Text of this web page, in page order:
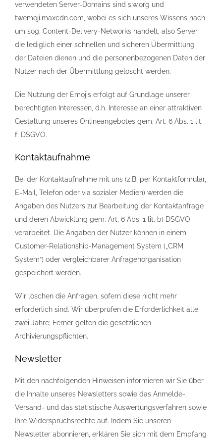
verwendeten Server-Domains sind s.w.org und
twemoji.maxcdn.com, wobei es sich unseres Wissens nach
um sog. Content-Delivery-Networks handelt, also Server,
die lediglich einer schnellen und sicheren Übermittlung
der Dateien dienen und die personenbezogenen Daten der
Nutzer nach der Übermittlung gelöscht werden.
Die Nutzung der Emojis erfolgt auf Grundlage unserer
berechtigten Interessen, d.h. Interesse an einer attraktiven
Gestaltung unseres Onlineangebotes gem. Art. 6 Abs. 1 lit.
f. DSGVO.
Kontaktaufnahme
Bei der Kontaktaufnahme mit uns (z.B. per Kontaktformular,
E-Mail, Telefon oder via sozialer Medien) werden die
Angaben des Nutzers zur Bearbeitung der Kontaktanfrage
und deren Abwicklung gem. Art. 6 Abs. 1 lit. b) DSGVO
verarbeitet. Die Angaben der Nutzer können in einem
Customer-Relationship-Management System („CRM
System“) oder vergleichbarer Anfragenorganisation
gespeichert werden.
Wir löschen die Anfragen, sofern diese nicht mehr
erforderlich sind. Wir überprüfen die Erforderlichkeit alle
zwei Jahre; Ferner gelten die gesetzlichen
Archivierungspflichten.
Newsletter
Mit den nachfolgenden Hinweisen informieren wir Sie über
die Inhalte unseres Newsletters sowie das Anmelde-,
Versand- und das statistische Auswertungsverfahren sowie
Ihre Widerspruchsrechte auf. Indem Sie unseren
Newsletter abonnieren, erklären Sie sich mit dem Empfang